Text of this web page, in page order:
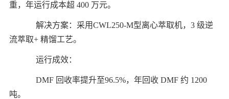
重，年运行成本超 400 万元。
解决方案：采用CWL250-M型离心萃取机，3 级逆
流萃取+ 精馏工艺。
运行成效：
DMF 回收率提升至96.5%，年回收 DMF 约 1200
吨。